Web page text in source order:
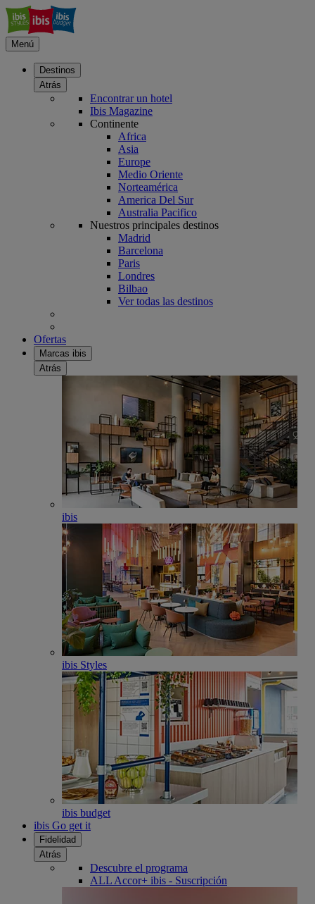
Menú
Destinos
Atrás
Encontrar un hotel
Ibis Magazine
Continente
Africa
Asia
Europe
Medio Oriente
Norteamérica
America Del Sur
Australia Pacifico
Nuestros principales destinos
Madrid
Barcelona
Paris
Londres
Bilbao
Ver todas las destinos
Ofertas
Marcas ibis
Atrás
ibis
ibis Styles
ibis budget
ibis Go get it
Fidelidad
Atrás
Descubre el programa
ALL Accor+ ibis - Suscripción